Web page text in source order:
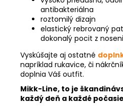
antibakteriálna
roztomilý dizajn
elastický rebrovaný
dokonalý pocit z
Vyskúšajte aj ostatné
napríklad rukavice, či
doplnia Váš outfit.
Mikk-Line, to je
každý deň a každé